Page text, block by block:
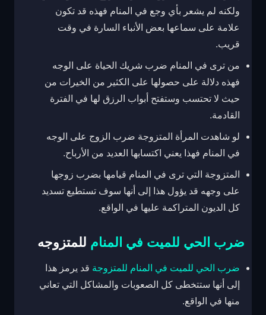
ولكنه لم يشعر بأي وجع في المنام فهذه قد تكون
علامة على سماعها بعض الأنباء السارة في وقت
قريب.
من ترى في المنام ضرب شريك الحياة على الوجه
فهذه دلالة على حصولها على الكثير من الخيرات من
حيث لا تحتسب وستفتح أبواب الرزق لها في الفترة
القادمة.
لو شاهدت المرأة المتزوجة ضرب الزوج على الوجه
في المنام فهذا يعني اكتسابها العديد من الأرباح.
المتزوجة التي ترى في المنام قيامها بضرب زوجها
على وجهه قد يؤول هذا إلى أنها سوف تستطيع تسديد
كل الديون المتراكمة عليها في الواقع.
ضرب الحي للميت في المنام للمتزوجه
ضرب الحي للميت في المنام للمتزوجة قد يرمز هذا
إلى أنها ستتخطى كل الصعوبات والمشاكل التي تعاني
منها في الواقع.